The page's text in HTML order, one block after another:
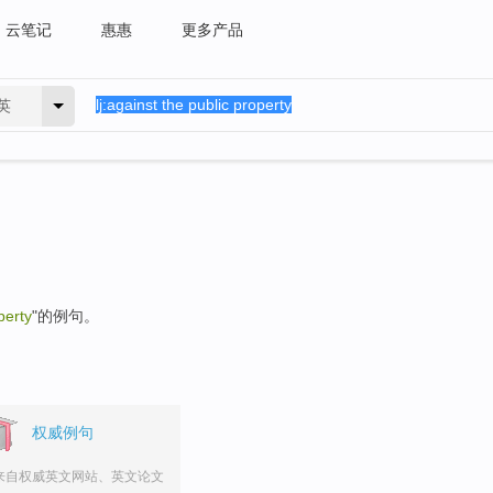
云笔记 惠惠 更多产品
"的例句。
权威例句
自权威英文网站、英文论文